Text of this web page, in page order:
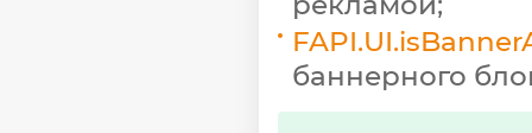
баннерного